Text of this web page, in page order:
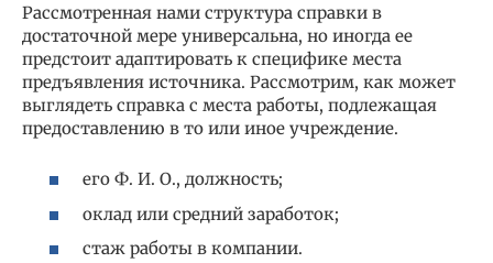
Рассмотренная нами структура справки в
достаточной мере универсальна, но иногда ее
предстоит адаптировать к специфике места
предъявления источника. Рассмотрим, как может
выглядеть справка с места работы, подлежащая
предоставлению в то или иное учреждение.
его Ф. И. О., должность;
оклад или средний заработок;
стаж работы в компании.